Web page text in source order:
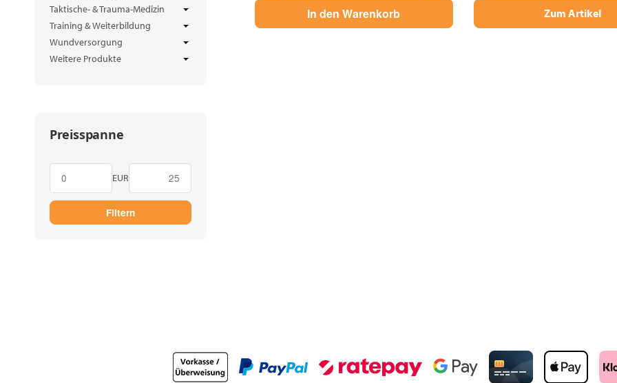
In den Warenkorb Zum Artikel
Taktische- & Trauma-Medizin
Training & Weiterbildung
Wundversorgung
Weitere Produkte
Preisspanne
EUR
Filtern